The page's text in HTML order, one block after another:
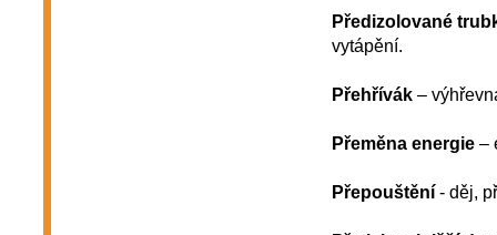
Předizolované
vytápění.
Přehřívák–
Přeměna energie–
Přepouštění- děj,